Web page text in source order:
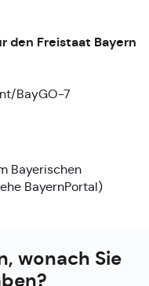
den Freistaat Bayern
BayGO-7
Bayerischen
BayernPortal)
wonach Sie